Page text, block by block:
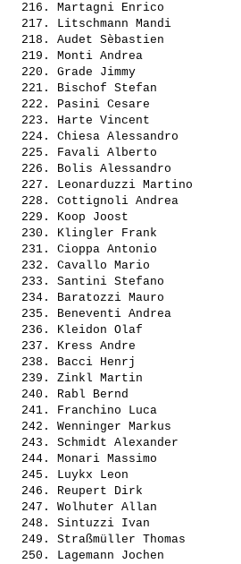
  216.
Martagni Enrico
  217.
Litschmann Mandi
  218.
Audet Sèbastien
  219.
Monti Andrea
  220.
Grade Jimmy
  221.
Bischof Stefan
  222.
Pasini Cesare
  223.
Harte Vincent
  224.
Chiesa Alessandro
  225.
Favali Alberto
  226.
Bolis Alessandro
  227.
Leonarduzzi Martino
  228.
Cottignoli Andrea
  229.
Koop Joost
  230.
Klingler Frank
  231.
Cioppa Antonio
  232.
Cavallo Mario
  233.
Santini Stefano
  234.
Baratozzi Mauro
  235.
Beneventi Andrea
  236.
Kleidon Olaf
  237.
Kress Andre
  238.
Bacci Henrj
  239.
Zinkl Martin
  240.
Rabl Bernd
  241.
Franchino Luca
  242.
Wenninger Markus
  243.
Schmidt Alexander
  244.
Monari Massimo
  245.
Luykx Leon
  246.
Reupert Dirk
  247.
Wolhuter Allan
  248.
Sintuzzi Ivan
  249.
Straßmüller Thomas
  250.
Lagemann Jochen